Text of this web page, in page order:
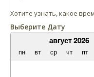
Хотите узнать, какое
Выберите Дату
август 2026
пн вт ср чт пт